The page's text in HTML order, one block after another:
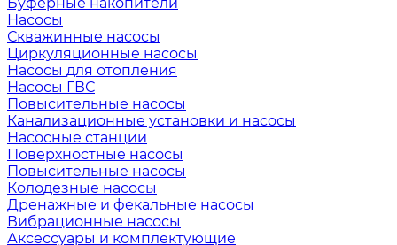
Насосы
Скважинные насосы
Циркуляционные насосы
Насосы для отопления
Насосы ГВС
Повысительные насосы
Канализационные установки и насосы
Насосные станции
Поверхностные насосы
Повысительные насосы
Колодезные насосы
Дренажные и фекальные насосы
Вибрационные насосы
Аксессуары и комплектующие